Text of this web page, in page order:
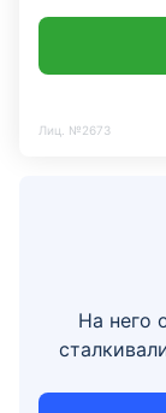
Лиц. №2673
На него